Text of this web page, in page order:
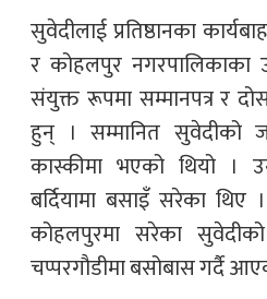
सुवेदीलाई प्रतिष्ठानका
र कोहलपुर नगरपालिकाका
संयुक्त रूपमा सम्मानपत्र र
हुन् । सम्मानित सुवेदीको
कास्कीमा भएको थियो ।
बर्दियामा बसाइँ सरेका
कोहलपुरमा सरेका
चप्परगौडीमा बसोबास गर्दै